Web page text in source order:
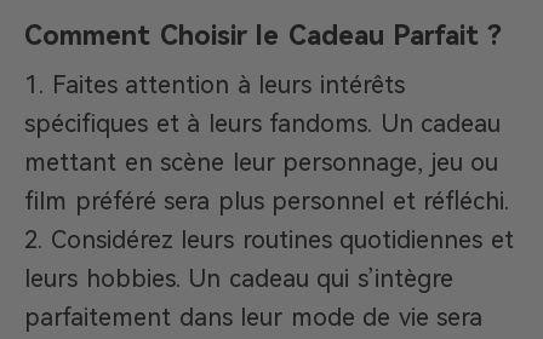
Comment Choisir le Cadeau Parfait ?
Faites attention à leurs intérêts
spécifiques et à leurs fandoms. Un cadeau
mettant en scène leur personnage, jeu ou
film préféré sera plus personnel et réfléchi.
Considérez leurs routines quotidiennes et
leurs hobbies. Un cadeau qui s’intègre
parfaitement dans leur mode de vie sera